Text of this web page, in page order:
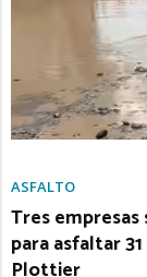
ASFALTO
Tres
para asfaltar
Plottier